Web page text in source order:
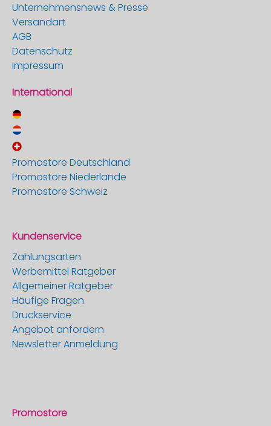
Unternehmensnews & Presse
Versandart
AGB
Datenschutz
Impressum
International
Promostore Deutschland
Promostore Niederlande
Promostore Schweiz
Kundenservice
Zahlungsarten
Werbemittel Ratgeber
Allgemeiner Ratgeber
Häufige Fragen
Druckservice
Angebot anfordern
Newsletter Anmeldung
Promostore